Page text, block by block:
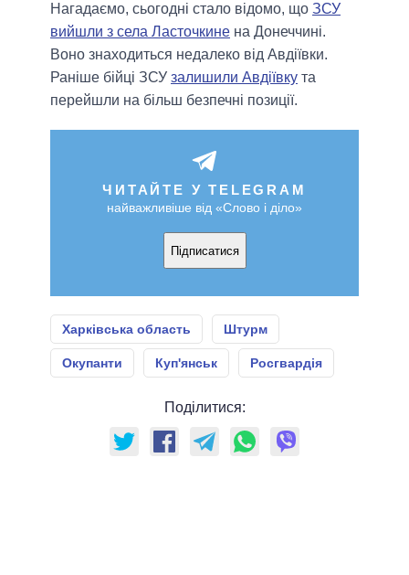
Нагадаємо, сьогодні стало відомо, що ЗСУ
вийшли з села Ласточкине на Донеччині.
Воно знаходиться недалеко від Авдіївки.
Раніше бійці ЗСУ залишили Авдіївку та
перейшли на більш безпечні позиції.
ЧИТАЙТЕ У TELEGRAM
найважливіше від «Слово і діло»
Підписатися
Харківська область Штурм
Окупанти Куп'янськ Росгвардія
Поділитися: